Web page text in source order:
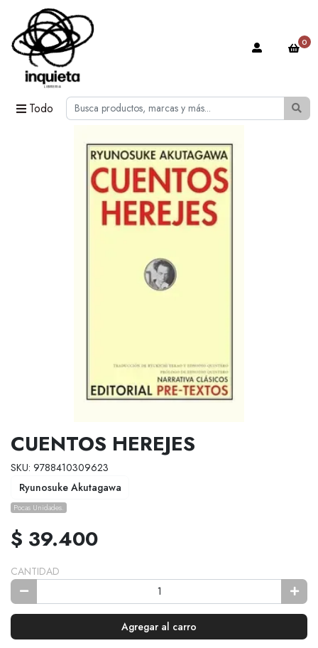
Todo
0
CUENTOS HEREJES
SKU: 9788410309623
Ryunosuke Akutagawa
Pocas Unidades.
$ 39.400
CANTIDAD
Agregar al carro